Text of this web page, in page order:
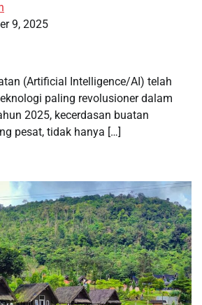
9, 2025
(Artificial Intelligence/AI) telah
paling revolusioner dalam
2025, kecerdasan buatan
pesat, tidak hanya […]